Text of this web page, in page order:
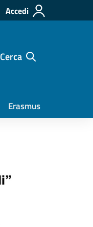
Accedi
Cerca
Erasmus